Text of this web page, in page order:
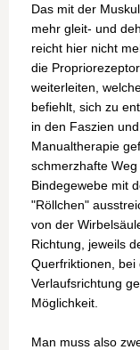
Das mit der
mehr gleit- und
reicht hier nicht
die
weiterleiten,
befiehlt, sich zu
in den Faszien
Manualtherapie
schmerzhafte
Bindegewebe mit
"Röllchen"
von der
Richtung, jeweils
Querfriktionen,
Verlaufsrichtung
Möglichkeit.
Man muss also